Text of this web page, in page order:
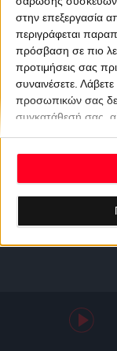
στην επεξεργασία
περιγράφεται
πρόσβαση σε πιο
προτιμήσεις σας
συναινέσετε.
προσωπικών σας
συγκατάθεσή σας,
ανακαλέσετε τη
επιστρέφοντας σε
κουμπί